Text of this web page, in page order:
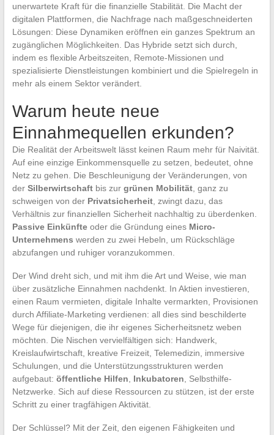
unerwartete Kraft für die finanzielle Stabilität. Die Macht der
digitalen Plattformen, die Nachfrage nach maßgeschneiderten
Lösungen: Diese Dynamiken eröffnen ein ganzes Spektrum an
zugänglichen Möglichkeiten. Das Hybride setzt sich durch,
indem es flexible Arbeitszeiten, Remote-Missionen und
spezialisierte Dienstleistungen kombiniert und die Spielregeln in
mehr als einem Sektor verändert.
Warum heute neue
Einnahmequellen erkunden?
Die Realität der Arbeitswelt lässt keinen Raum mehr für Naivität.
Auf eine einzige Einkommensquelle zu setzen, bedeutet, ohne
Netz zu gehen. Die Beschleunigung der Veränderungen, von
der Silberwirtschaftbis zur grünen Mobilität, ganz zu
schweigen von der Privatsicherheit, zwingt dazu, das
Verhältnis zur finanziellen Sicherheit nachhaltig zu überdenken.
Passive Einkünfteoder die Gründung eines Micro-
Unternehmens werden zu zwei Hebeln, um Rückschläge
abzufangen und ruhiger voranzukommen.
Der Wind dreht sich, und mit ihm die Art und Weise, wie man
über zusätzliche Einnahmen nachdenkt. In Aktien investieren,
einen Raum vermieten, digitale Inhalte vermarkten, Provisionen
durch Affiliate-Marketing verdienen: all dies sind beschilderte
Wege für diejenigen, die ihr eigenes Sicherheitsnetz weben
möchten. Die Nischen vervielfältigen sich: Handwerk,
Kreislaufwirtschaft, kreative Freizeit, Telemedizin, immersive
Schulungen, und die Unterstützungsstrukturen werden
aufgebaut: öffentliche Hilfen Inkubatoren , Selbsthilfe-
Netzwerke. Sich auf diese Ressourcen zu stützen, ist der erste
Schritt zu einer tragfähigen Aktivität.
Der Schlüssel? Mit der Zeit, den eigenen Fähigkeiten und